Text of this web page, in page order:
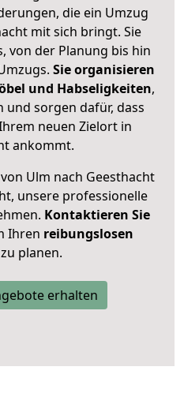
die ein Umzug
mit sich bringt. Sie
von der Planung bis hin
Sie organisieren
und Habseligkeiten,
und sorgen dafür, dass
neuen Zielort in
ankommt.
Ulm nach Geesthacht
unsere professionelle
Kontaktieren Sie
Ihren reibungslosen
zu planen.
erhalten